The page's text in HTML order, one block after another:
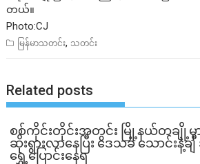
တယ်။
Photo:CJ
မြန်မာသတင်း, သတင်း
Related posts
စစ်ကိုင်းတိုင်းအတွင်း မြို့နယ်တချို့မှ
ဆိုးရွားလာနေပြီး ဒေသခံ သောင်းနဲ့ချီ
ရွှေ့ပြောင်းနေရ